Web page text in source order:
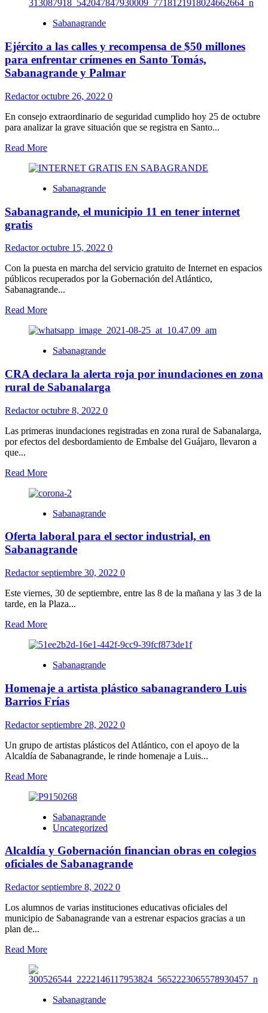
Sabanagrande
Ejército a las calles y recompensa de $50 millones
para enfrentar crímenes en Santo Tomás,
Sabanagrande y Palmar
Redactoroctubre 26, 2022 0
En consejo extraordinario de seguridad cumplido hoy 25 de octubre
para analizar la grave situación que se registra en Santo...
Read More
Sabanagrande
Sabanagrande, el municipio 11 en tener internet
gratis
Redactoroctubre 15, 2022 0
Con la puesta en marcha del servicio gratuito de Internet en espacios
públicos recuperados por la Gobernación del Atlántico,
Sabanagrande...
Read More
Sabanagrande
CRA declara la alerta roja por inundaciones en zona
rural de Sabanalarga
Redactoroctubre 8, 2022 0
Las primeras inundaciones registradas en zona rural de Sabanalarga,
por efectos del desbordamiento de Embalse del Guájaro, llevaron a
que...
Read More
Sabanagrande
Oferta laboral para el sector industrial, en
Sabanagrande
Redactorseptiembre 30, 2022 0
Este viernes, 30 de septiembre, entre las 8 de la mañana y las 3 de la
tarde, en la Plaza...
Read More
Sabanagrande
Homenaje a artista plástico sabanagrandero Luis
Barrios Frías
Redactorseptiembre 28, 2022 0
Un grupo de artistas plásticos del Atlántico, con el apoyo de la
Alcaldía de Sabanagrande, le rinde homenaje a Luis...
Read More
Sabanagrande
Uncategorized
Alcaldía y Gobernación financian obras en colegios
oficiales de Sabanagrande
Redactorseptiembre 8, 2022 0
Los alumnos de varias instituciones educativas oficiales del
municipio de Sabanagrande van a estrenar espacios gracias a un
plan de...
Read More
Sabanagrande